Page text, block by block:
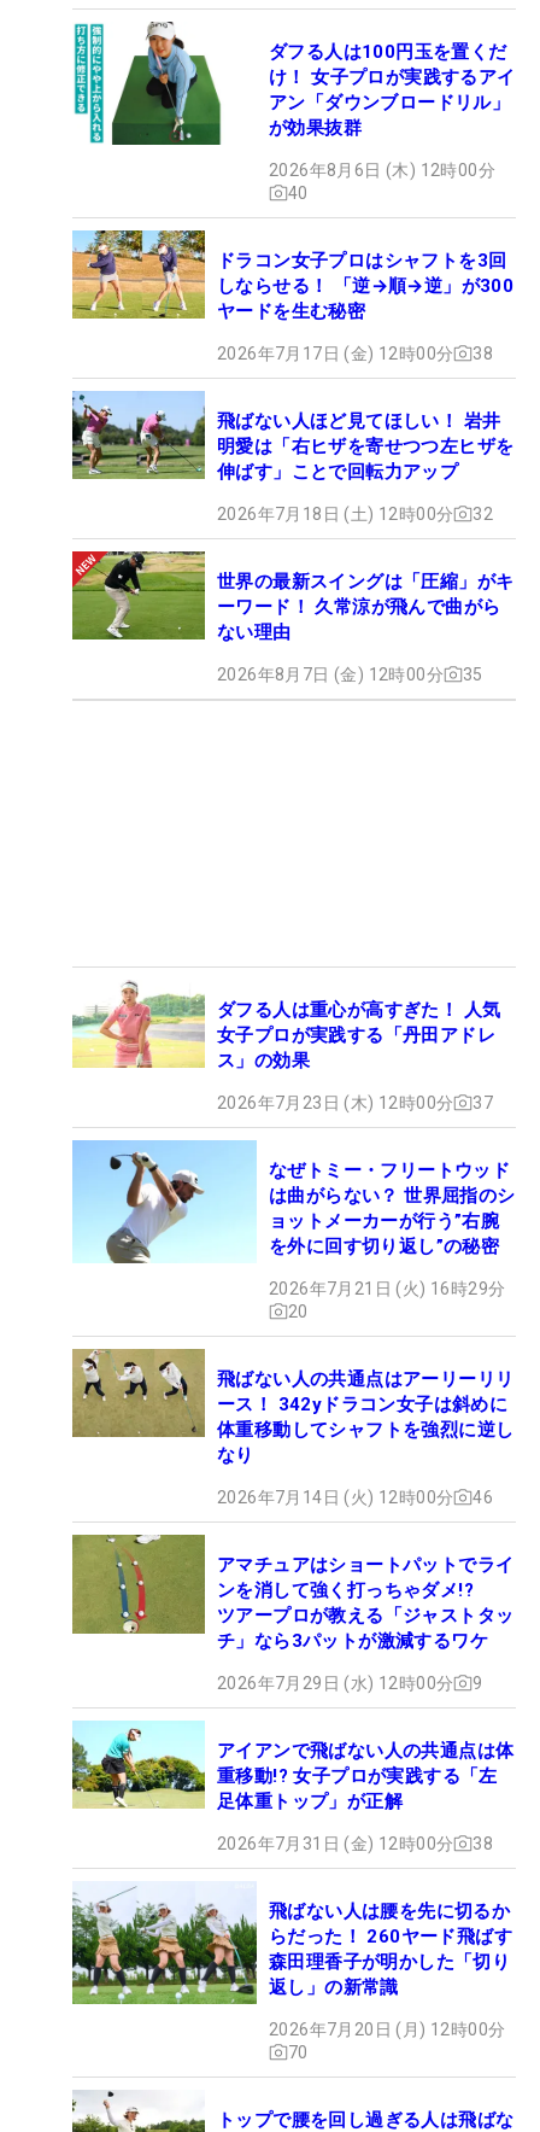
ダフる人は100円玉を置くだ
け！ 女子プロが実践するアイ
アン「ダウンブロードリル」
が効果抜群
2026年8月6日 (木) 12時00分
40
ドラコン女子プロはシャフトを3回
しならせる！ 「逆→順→逆」が300
ヤードを生む秘密
2026年7月17日 (金) 12時00分 38
飛ばない人ほど見てほしい！ 岩井
明愛は「右ヒザを寄せつつ左ヒザを
伸ばす」ことで回転力アップ
2026年7月18日 (土) 12時00分 32
世界の最新スイングは「圧縮」がキ
ーワード！ 久常涼が飛んで曲がら
ない理由
2026年8月7日 (金) 12時00分 35
ダフる人は重心が高すぎた！ 人気
女子プロが実践する「丹田アドレ
ス」の効果
2026年7月23日 (木) 12時00分 37
なぜトミー・フリートウッド
は曲がらない？ 世界屈指のシ
ョットメーカーが行う”右腕
を外に回す切り返し”の秘密
2026年7月21日 (火) 16時29分
20
飛ばない人の共通点はアーリーリリ
ース！ 342yドラコン女子は斜めに
体重移動してシャフトを強烈に逆し
なり
2026年7月14日 (火) 12時00分 46
アマチュアはショートパットでライ
ンを消して強く打っちゃダメ!?
ツアープロが教える「ジャストタッ
チ」なら3パットが激減するワケ
2026年7月29日 (水) 12時00分 9
アイアンで飛ばない人の共通点は体
重移動!? 女子プロが実践する「左
足体重トップ」が正解
2026年7月31日 (金) 12時00分 38
飛ばない人は腰を先に切るか
らだった！ 260ヤード飛ばす
森田理香子が明かした「切り
返し」の新常識
2026年7月20日 (月) 12時00分
70
トップで腰を回し過ぎる人は飛ばな